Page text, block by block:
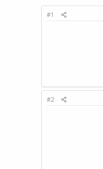
#1
#2